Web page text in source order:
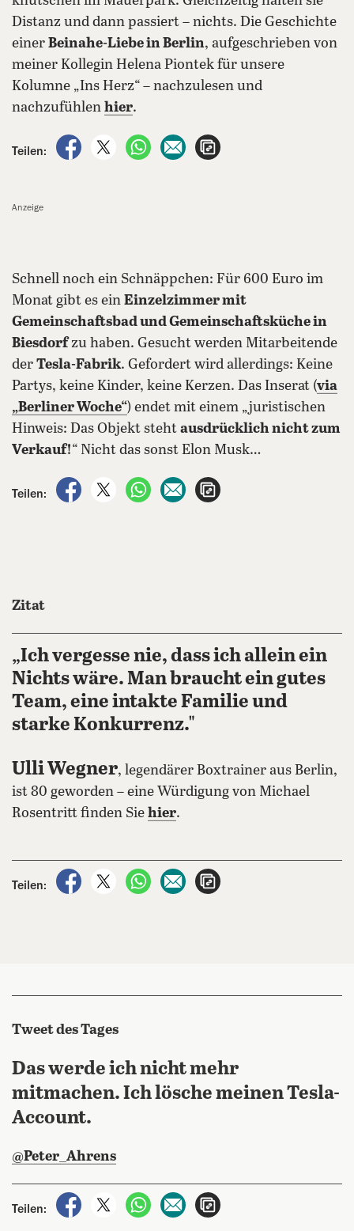
Distanz und dann passiert – nichts. Die Geschichte
einer Beinahe-Liebe in Berlin, aufgeschrieben von
meiner Kollegin Helena Piontek für unsere
Kolumne „Ins Herz“ – nachzulesen und
nachzufühlen hier.
Teilen:
auf Facebook teilen
auf X teilenper WhatsApp teilen
per E-Mail teilen
Anzeige
Schnell noch ein Schnäppchen: Für 600 Euro im
Monat gibt es ein Einzelzimmer mit
Gemeinschaftsbad und Gemeinschaftsküche in
Biesdorfzu haben. Gesucht werden Mitarbeitende
der Tesla-Fabrik. Gefordert wird allerdings: Keine
Partys, keine Kinder, keine Kerzen. Das Inserat (via
„Berliner Woche“) endet mit einem „juristischen
Hinweis: Das Objekt steht ausdrücklich nicht zum
Verkauf!“ Nicht das sonst Elon Musk…
Teilen:
auf Facebook teilen
auf X teilenper WhatsApp teilen
per E-Mail teilen
Zitat
„Ich vergesse nie, dass ich allein ein
Nichts wäre. Man braucht ein gutes
Team, eine intakte Familie und
starke Konkurrenz."
Ulli Wegner, legendärer Boxtrainer aus Berlin,
ist 80 geworden – eine Würdigung von Michael
Rosentritt finden Sie hier.
Teilen:
auf Facebook teilen
auf X teilenper WhatsApp teilen
per E-Mail teilen
Tweet des Tages
Das werde ich nicht mehr
mitmachen. Ich lösche meinen Tesla-
Account.
@Peter_Ahrens
Teilen:
auf Facebook teilen
auf X teilenper WhatsApp teilen
per E-Mail teilen